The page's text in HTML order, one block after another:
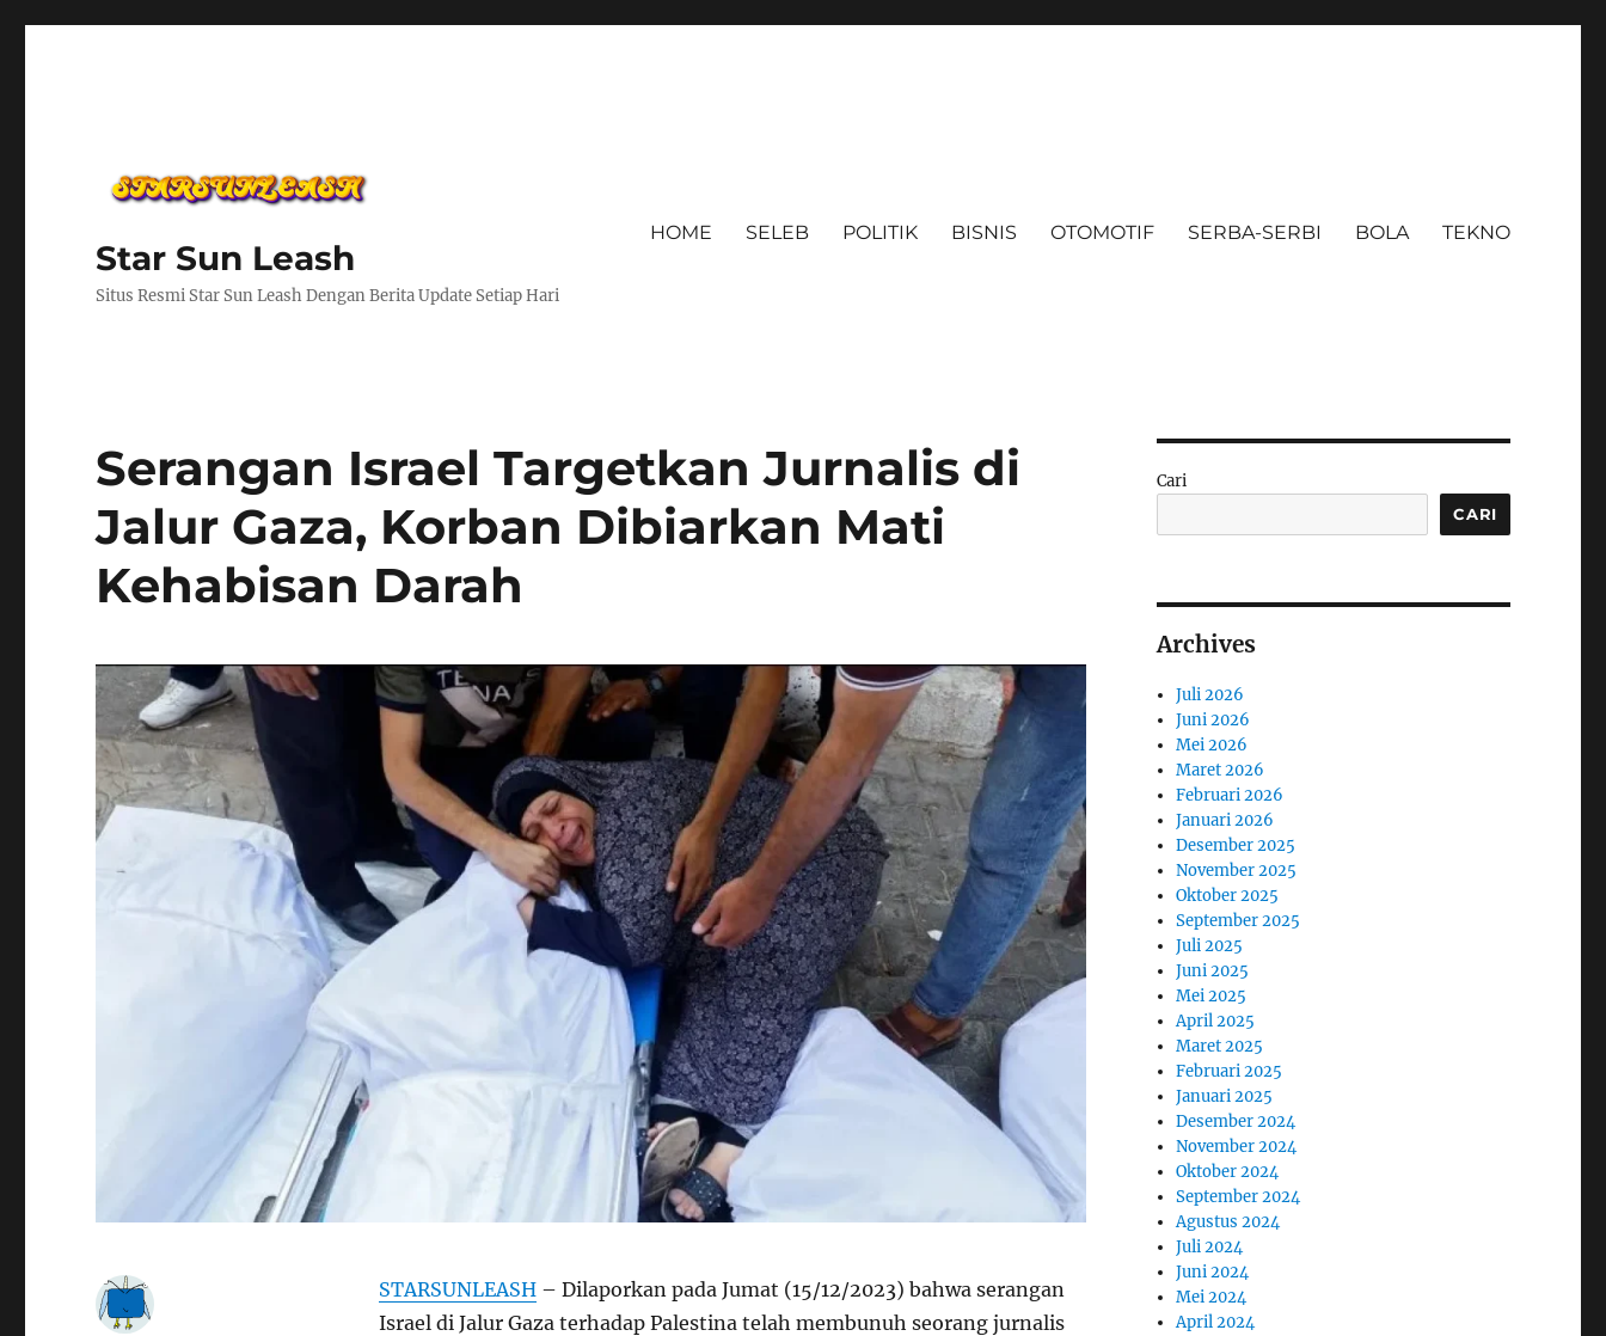
Star Sun Leash
Situs Resmi Star Sun Leash Dengan Berita Update Setiap Hari
HOME SELEB POLITIK BISNIS OTOMOTIF SERBA-SERBI BOLA TEKNO
Serangan Israel Targetkan Jurnalis di
Jalur Gaza, Korban Dibiarkan Mati
Kehabisan Darah
STARSUNLEASH– Dilaporkan pada Jumat (15/12/2023) bahwa serangan
Israel di Jalur Gaza terhadap Palestina telah membunuh seorang jurnalis
Cari
CARI
Archives
Juli 2026
Juni 2026
Mei 2026
Maret 2026
Februari 2026
Januari 2026
Desember 2025
November 2025
Oktober 2025
September 2025
Juli 2025
Juni 2025
Mei 2025
April 2025
Maret 2025
Februari 2025
Januari 2025
Desember 2024
November 2024
Oktober 2024
September 2024
Agustus 2024
Juli 2024
Juni 2024
Mei 2024
April 2024